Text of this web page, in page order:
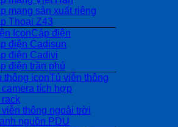
mạng sản xuất riêng
Thoại Z43
Cáp điện
điện Cadisun
điện Cadivi
điện trần phú
Tủ viễn thông
camera tích hợp
viễn thông ngoài trời
nguồn PDU